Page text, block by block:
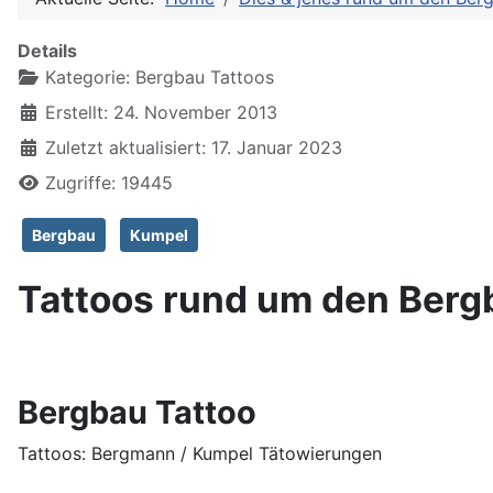
Details
Kategorie: Bergbau Tattoos
Erstellt: 24. November 2013
Zuletzt aktualisiert: 17. Januar 2023
Zugriffe: 19445
Bergbau Kumpel
Tattoos rund um den
Bergbau Tattoo
Tattoos: Bergmann / Kumpel Tätowierungen